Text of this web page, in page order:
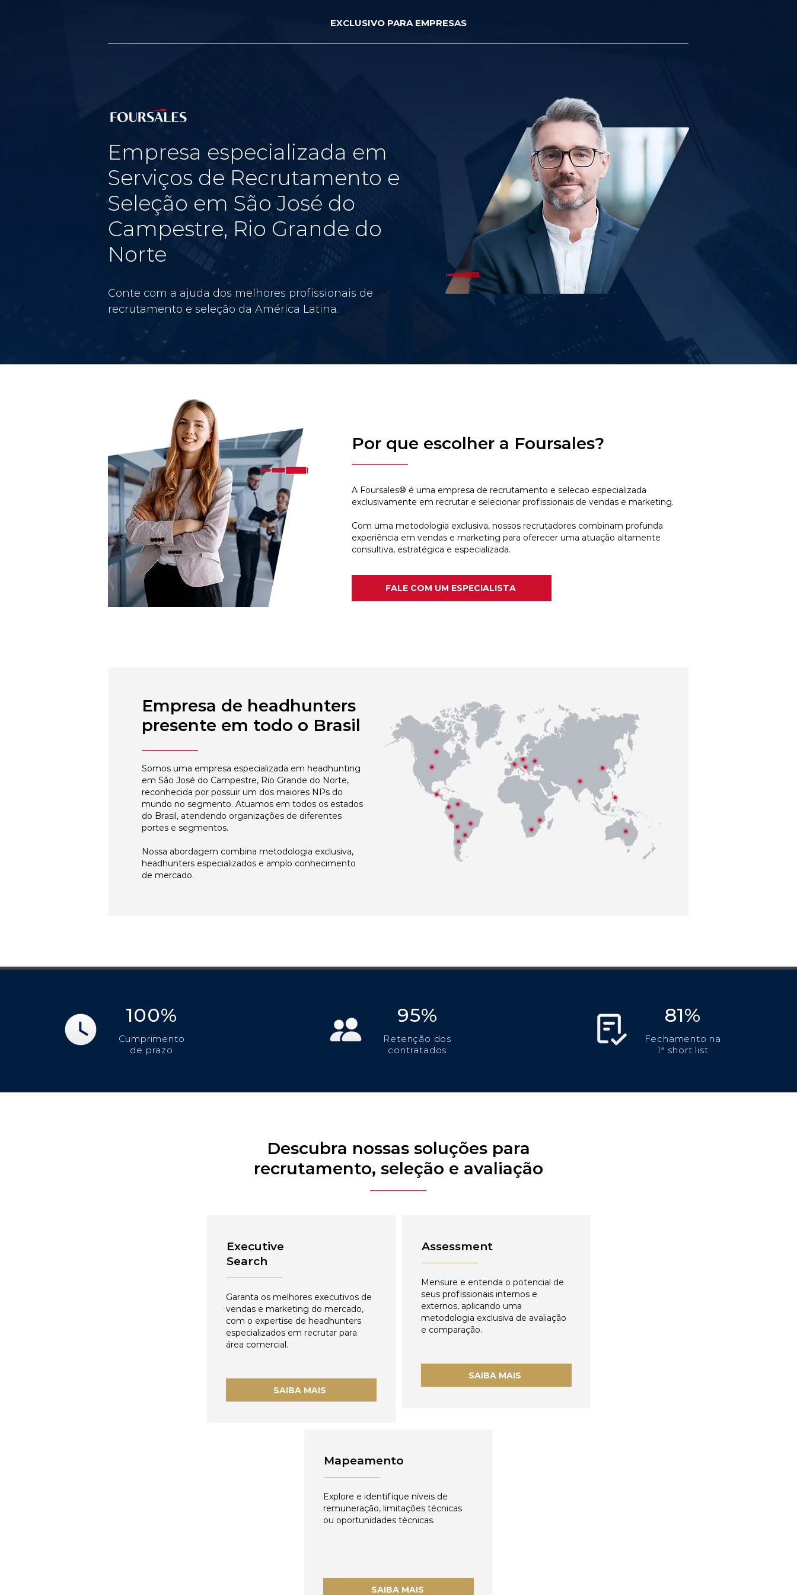
EXCLUSIVO PARA EMPRESAS
Empresa especializada em
Serviços de Recrutamento e
Seleção em São José do
Campestre, Rio Grande do
Norte
Conte com a ajuda dos melhores profissionais de
recrutamento e seleção da América Latina.
Por que escolher a Foursales?
A Foursales® é uma empresa de recrutamento e selecao especializada
exclusivamente em recrutar e selecionar profissionais de vendas e marketing.
Com uma metodologia exclusiva, nossos recrutadores combinam profunda
experiência em vendas e marketing para oferecer uma atuação altamente
consultiva, estratégica e especializada.
FALE COM UM ESPECIALISTA
Empresa de headhunters
presente em todo o Brasil
Somos uma empresa especializada em headhunting
em São José do Campestre, Rio Grande do Norte,
reconhecida por possuir um dos maiores NPs do
mundo no segmento. Atuamos em todos os estados
do Brasil, atendendo organizações de diferentes
portes e segmentos.
Nossa abordagem combina metodologia exclusiva,
headhunters especializados e amplo conhecimento
de mercado.
100%
Cumprimento
de prazo
95%
Retenção dos
contratados
81%
Fechamento na
1ª short list
Descubra nossas soluções para
recrutamento, seleção e avaliação
Executive
Search
Garanta os melhores executivos de
vendas e marketing do mercado,
com o expertise de headhunters
especializados em recrutar para
área comercial.
SAIBA MAIS
Assessment
Mensure e entenda o potencial de
seus profissionais internos e
externos, aplicando uma
metodologia exclusiva de avaliação
e comparação.
SAIBA MAIS
Mapeamento
Explore e identifique níveis de
remuneração, limitações técnicas
ou oportunidades técnicas.
SAIBA MAIS